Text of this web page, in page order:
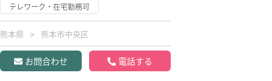
テレワーク・在宅勤務可
熊本県 熊本市中央区
お問合わせ 電話する